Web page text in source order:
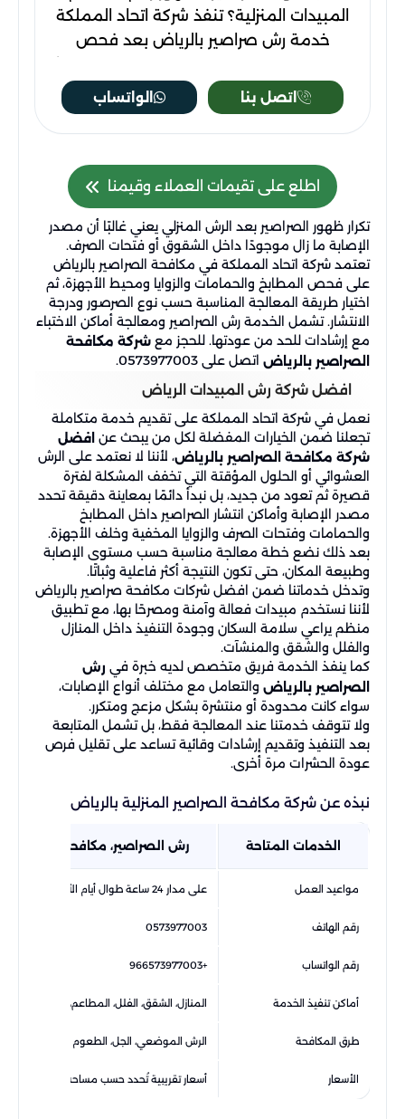
المبيدات المنزلية؟ تنفذ شركة اتحاد المملكة
خدمة رش صراصير بالرياض بعد فحص
الإصابة. تشمل المعالجة الشقوق والزوايا
ومحيط الأجهزة باستخدام أسلوب يناسب نوع
الصراصير ودرجة انتشارها. للحجز مع شركة
مكافحة الصراصير بالرياض اتصل على
0573977003.
اتصل بنا الواتساب
اطلع على تقيمات العملاء وقيمنا
تكرار ظهور الصراصير بعد الرش المنزلي يعني غالبًا أن مصدر
الإصابة ما زال موجودًا داخل الشقوق أو فتحات الصرف.
تعتمد شركة اتحاد المملكة في مكافحة الصراصير بالرياض
على فحص المطابخ والحمامات والزوايا ومحيط الأجهزة، ثم
اختيار طريقة المعالجة المناسبة حسب نوع الصرصور ودرجة
الانتشار. تشمل الخدمة رش الصراصير ومعالجة أماكن الاختباء
مع إرشادات للحد من عودتها. للحجز مع شركة مكافحة
الصراصير بالرياض اتصل على 0573977003.
افضل شركة رش المبيدات الرياض
نعمل في شركة اتحاد المملكة على تقديم خدمة متكاملة
تجعلنا ضمن الخيارات المفضلة لكل من يبحث عن افضل
شركة مكافحة الصراصير بالرياض، لأننا لا نعتمد على الرش
العشوائي أو الحلول المؤقتة التي تخفف المشكلة لفترة
قصيرة ثم تعود من جديد، بل نبدأ دائمًا بمعاينة دقيقة تحدد
مصدر الإصابة وأماكن انتشار الصراصير داخل المطابخ
والحمامات وفتحات الصرف والزوايا المخفية وخلف الأجهزة.
بعد ذلك نضع خطة معالجة مناسبة حسب مستوى الإصابة
وطبيعة المكان، حتى تكون النتيجة أكثر فاعلية وثباتًا.
وتدخل خدماتنا ضمن افضل شركات مكافحة صراصير بالرياض
لأننا نستخدم مبيدات فعالة وآمنة ومصرحًا بها، مع تطبيق
منظم يراعي سلامة السكان وجودة التنفيذ داخل المنازل
والفلل والشقق والمنشآت.
كما ينفذ الخدمة فريق متخصص لديه خبرة في رش
الصراصير بالرياض والتعامل مع مختلف أنواع الإصابات،
سواء كانت محدودة أو منتشرة بشكل مزعج ومتكرر.
ولا تتوقف خدمتنا عند المعالجة فقط، بل تشمل المتابعة
بعد التنفيذ وتقديم إرشادات وقائية تساعد على تقليل فرص
عودة الحشرات مرة أخرى.
نبذه عن شركة مكافحة الصراصير المنزلية بالرياض
الخدمات المتاحة رش الصراصير، مكافحة الصراصير
مواعيد العمل على مدار 24 ساعة طوال أيام الأسبوع
رقم الهاتف 0573977003
رقم الواتساب +966573977003
أماكن تنفيذ الخدمة المنازل، الشقق، الفلل، المطاعم، المطابخ،
طرق المكافحة الرش الموضعي، الجل، الطعوم ومعالجة
الأسعار أسعار تقريبية تُحدد حسب مساحة المكان ونوع